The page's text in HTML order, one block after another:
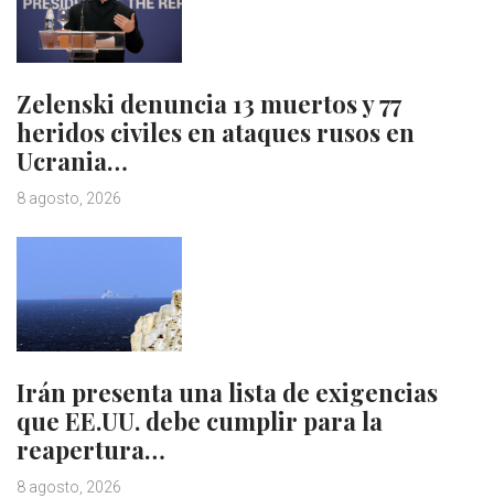
Zelenski denuncia 13 muertos y 77
heridos civiles en ataques rusos en
Ucrania…
8 agosto, 2026
Irán presenta una lista de exigencias
que EE.UU. debe cumplir para la
reapertura…
8 agosto, 2026